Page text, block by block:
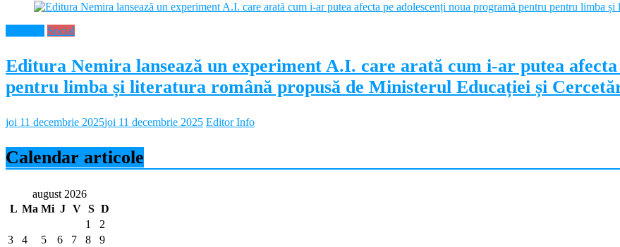
Social
Editura Nemira lansează un experiment A.I. care arată cum i-ar putea
pentru limba și literatura română propusă de Ministerul Educației și
joi 11 decembrie 2025joi 11 decembrie 2025 Editor Info
Calendar articole
august 2026
L Ma Mi J V S D
1
2
3
4 5 6 7 8
9